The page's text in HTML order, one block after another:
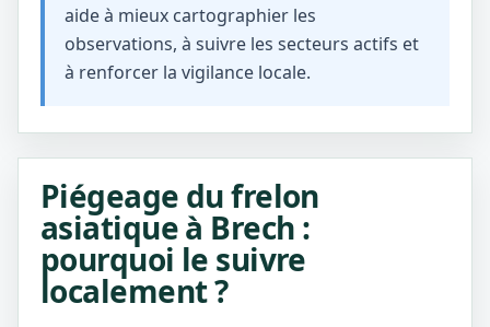
aide à mieux cartographier les
observations, à suivre les secteurs actifs et
à renforcer la vigilance locale.
Piégeage du frelon
asiatique à Brech :
pourquoi le suivre
localement ?